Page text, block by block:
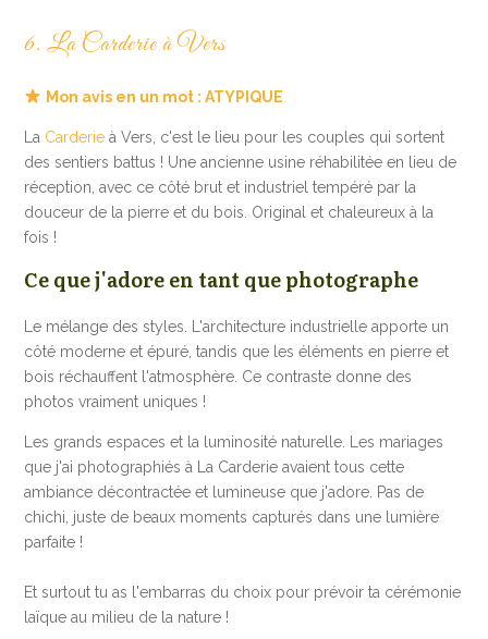
6. La Carderie à Vers
Mon avis en un mot : ATYPIQUE
La Carderie à Vers, c'est le lieu pour les couples qui sortent
des sentiers battus ! Une ancienne usine réhabilitée en lieu de
réception, avec ce côté brut et industriel tempéré par la
douceur de la pierre et du bois. Original et chaleureux à la
fois !
Ce que j'adore en tant que photographe
Le mélange des styles. L'architecture industrielle apporte un
côté moderne et épuré, tandis que les éléments en pierre et
bois réchauffent l'atmosphère. Ce contraste donne des
photos vraiment uniques !
Les grands espaces et la luminosité naturelle. Les mariages
que j'ai photographiés à La Carderie avaient tous cette
ambiance décontractée et lumineuse que j'adore. Pas de
chichi, juste de beaux moments capturés dans une lumière
parfaite !
Et surtout tu as l'embarras du choix pour prévoir ta cérémonie
laïque au milieu de la nature !